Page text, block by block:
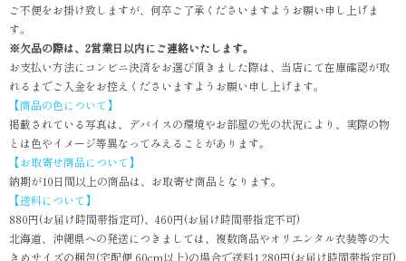
ご不便をお掛け致しますが、何卒ご了承くださいますようお願い申し上げま
す。
※欠品の際は、2営業日以内にご連絡いたします。
お支払い方法にコンビニ決済をお選び頂きました際は、当店にて在庫確認が取
れるまでご入金をお控えくださいますようお願い申し上げます。
【商品の色について】
掲載されている写真は、デバイスの環境やお部屋の光の状況により、実際の物
とは色やイメージ等異なってみえることがあります。
【お取寄せ商品について】
納期が10日間以上の商品は、お取寄せ商品となります。
【送料について】
880円(お届け時間帯指定可)、460円(お届け時間帯指定不可)
北海道、沖縄県への発送につきましては、複数商品やオリエンタル衣装等の大
きめサイズの梱包(宅配便 60cm以上)の場合で送料1,280円(お届け時間帯指定可)